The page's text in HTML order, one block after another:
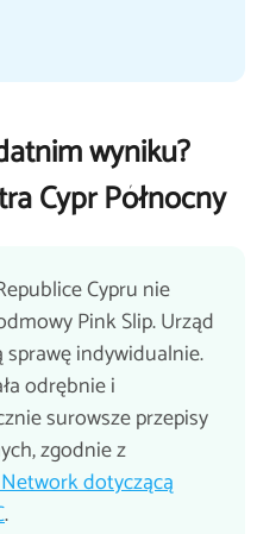
wyniku?
Cypr Północny
Cypru nie
Pink Slip. Urząd
indywidualnie.
odrębnie i
surowsze przepisy
zgodnie z
dotyczącą
.